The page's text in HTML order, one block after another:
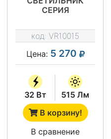
СЕРИЯ
VRN-AR30-32-
AGK67-U
код: VR10015
Цена: 5 270
32 Вт
515 Лм
В корзину!
В сравнение